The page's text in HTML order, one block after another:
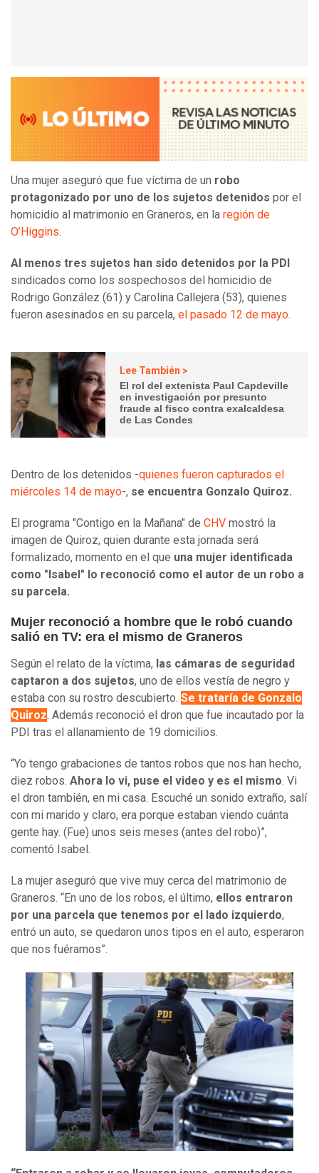
Una mujer aseguró que fue víctima de un robo
protagonizado por uno de los sujetos detenidos por el
homicidio al matrimonio en Graneros, en la región de
O’Higgins.
Al menos tres sujetos han sido detenidos por la PDI
sindicados como los sospechosos del homicidio de
Rodrigo González (61) y Carolina Callejera (53), quienes
fueron asesinados en su parcela, el pasado 12 de mayo.
Lee También >
El rol del extenista Paul Capdeville
en investigación por presunto
fraude al fisco contra exalcaldesa
de Las Condes
Dentro de los detenidos -quienes fueron capturados el
miércoles 14 de mayo-, se encuentra Gonzalo Quiroz.
El programa "Contigo en la Mañana" de CHV mostró la
imagen de Quiroz, quien durante esta jornada será
formalizado, momento en el que una mujer identificada
como "Isabel" lo reconoció como el autor de un robo a
su parcela.
Mujer reconoció a hombre que le robó cuando
salió en TV: era el mismo de Graneros
Según el relato de la víctima, las cámaras de seguridad
captaron a dos sujetos, uno de ellos vestía de negro y
estaba con su rostro descubierto. Se trataría de Gonzalo
Quiroz. Además reconoció el dron que fue incautado por la
PDI tras el allanamiento de 19 domicilios.
“Yo tengo grabaciones de tantos robos que nos han hecho,
diez robos. Ahora lo vi, puse el video y es el mismo. Vi
el dron también, en mi casa. Escuché un sonido extraño, salí
con mi marido y claro, era porque estaban viendo cuánta
gente hay. (Fue) unos seis meses (antes del robo)”,
comentó Isabel.
La mujer aseguró que vive muy cerca del matrimonio de
Graneros. “En uno de los robos, el último, ellos entraron
por una parcela que tenemos por el lado izquierdo,
entró un auto, se quedaron unos tipos en el auto, esperaron
que nos fuéramos”.